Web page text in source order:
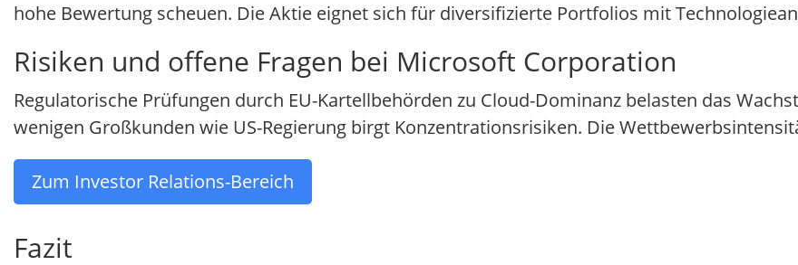
hohe Bewertung scheuen. Die Aktie eignet sich für diversifizierte Portfolios mit
Risiken und offene Fragen bei Microsoft Corporation
Regulatorische Prüfungen durch EU-Kartellbehörden zu Cloud-Dominanz belasten das
wenigen Großkunden wie US-Regierung birgt Konzentrationsrisiken. Die
Zum Investor Relations-Bereich
Fazit